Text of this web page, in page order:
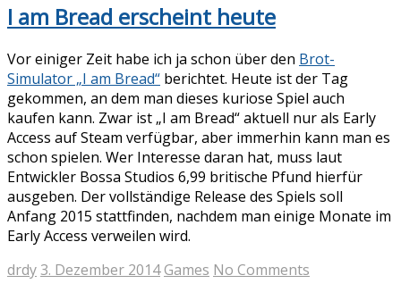
I am Bread erscheint heute
Vor einiger Zeit habe ich ja schon über den Brot-
Simulator „I am Bread“ berichtet. Heute ist der Tag
gekommen, an dem man dieses kuriose Spiel auch
kaufen kann. Zwar ist „I am Bread“ aktuell nur als Early
Access auf Steam verfügbar, aber immerhin kann man es
schon spielen. Wer Interesse daran hat, muss laut
Entwickler Bossa Studios 6,99 britische Pfund hierfür
ausgeben. Der vollständige Release des Spiels soll
Anfang 2015 stattfinden, nachdem man einige Monate im
Early Access verweilen wird.
drdy3. Dezember 2014 Games No Comments